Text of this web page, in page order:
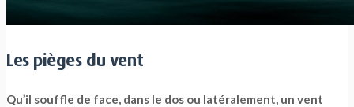
Les pièges du vent
Qu’il souffle de face, dans le dos ou latéralement, un vent